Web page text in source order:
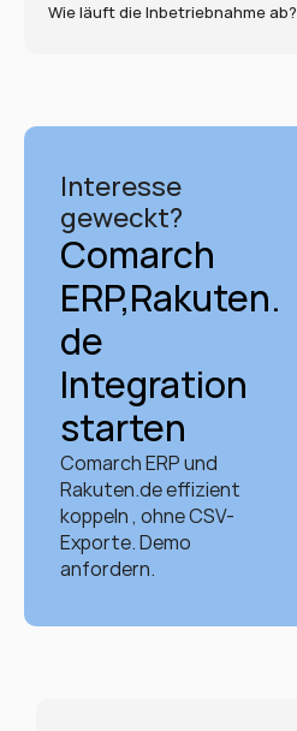
Wie läuft die Inbetriebnahme ab?
Interesse
geweckt?
Comarch
ERP,Rakuten.
de
Integration
starten
Comarch ERP und
Rakuten.de effizient
koppeln , ohne CSV-
Exporte. Demo
anfordern.